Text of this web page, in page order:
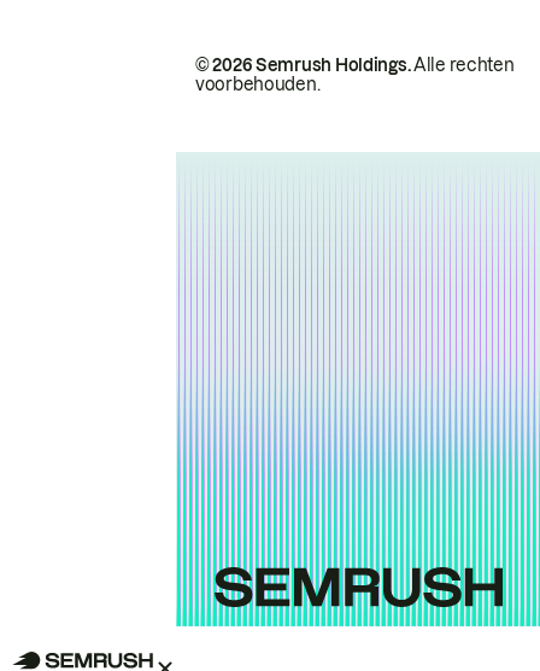
© 2026 Semrush Holdings.Alle rechten
voorbehouden.